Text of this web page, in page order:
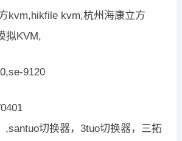
kvm,hikfile kvm,杭州海康立方
拟KVM,
9120
,santuo切换器，3tuo切换器，三拓